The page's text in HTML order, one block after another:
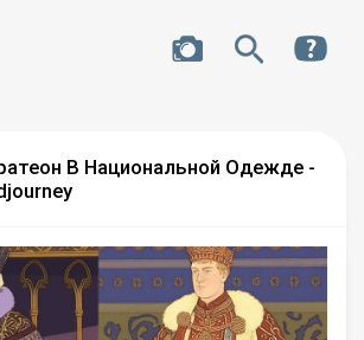
В Национальной Одежде -